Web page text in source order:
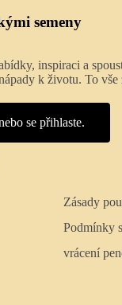
semeny
inspiraci a
k životu. To vše
se přihlaste.
Zásady
Podmínky
vrácení